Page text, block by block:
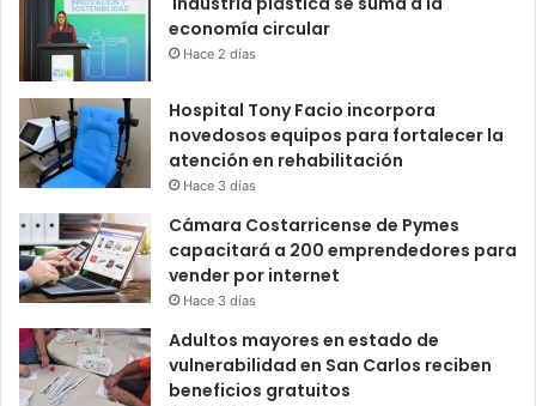
economía circular
Hace 2 días
Hospital Tony Facio incorpora
novedosos equipos para fortalecer la
atención en rehabilitación
Hace 3 días
Cámara Costarricense de Pymes
capacitará a 200 emprendedores para
vender por internet
Hace 3 días
Adultos mayores en estado de
vulnerabilidad en San Carlos reciben
beneficios gratuitos